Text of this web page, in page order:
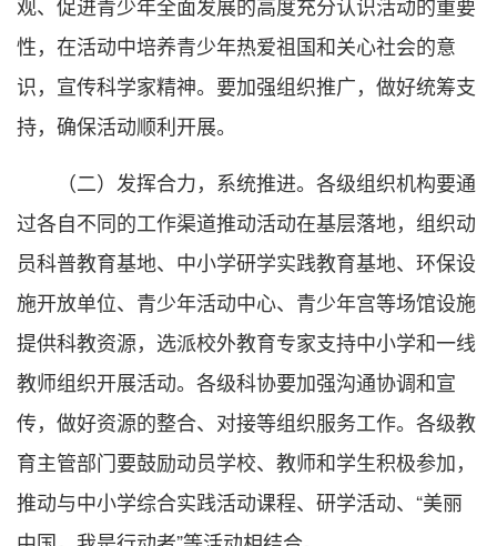
性，在活动中培养青少年热爱祖国和关心社会的意
识，宣传科学家精神。要加强组织推广，做好统筹支
持，确保活动顺利开展。
（二）发挥合力，系统推进。各级组织机构要通
过各自不同的工作渠道推动活动在基层落地，组织动
员科普教育基地、中小学研学实践教育基地、环保设
施开放单位、青少年活动中心、青少年宫等场馆设施
提供科教资源，选派校外教育专家支持中小学和一线
教师组织开展活动。各级科协要加强沟通协调和宣
传，做好资源的整合、对接等组织服务工作。各级教
育主管部门要鼓励动员学校、教师和学生积极参加，
推动与中小学综合实践活动课程、研学活动、“美丽